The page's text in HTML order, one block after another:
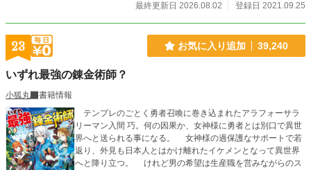
最終更新日 2026.08.02
登録日 2021.09.25
23 お気に入り追加 39,240
いずれ最強の錬金術師？
小狐丸
書籍情報
テンプレのごとく勇者召喚に巻き込まれたアラフォーサラ
リーマン入間 巧。何の因果か、女神様に勇者とは別口で異世
界へと送られる事になる。 女神様の過保護なサポートで若
返り、外見も日本人とはかけ離れたイケメンとなって異世界
へと降り立つ。 けれど男の希望は生産職を営みながらのス